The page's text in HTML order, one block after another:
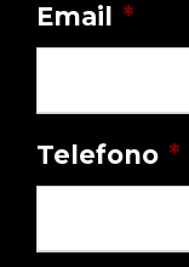
Email *
Telefono *